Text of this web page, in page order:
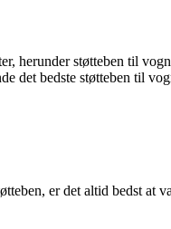
herunder støtteben til
det bedste støtteben til
er det altid bedst at